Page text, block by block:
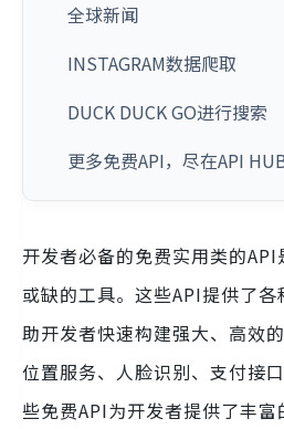
全球新闻
INSTAGRAM数据爬取
DUCK DUCK GO进行搜索
更多免费API，尽在API
开发者必备的免费实用类的
或缺的工具。这些API提供了
助开发者快速构建强大、高效
位置服务、人脸识别、支付接
些免费API为开发者提供了丰